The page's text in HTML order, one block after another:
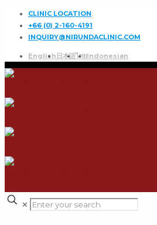
CLINIC LOCATION
+66 (0) 2-160-4191
INQUIRY@NIRUNDACLINIC.COM
English 日本語ไทยIndonesian
✕